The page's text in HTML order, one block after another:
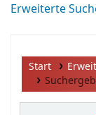
Erweiterte
Start